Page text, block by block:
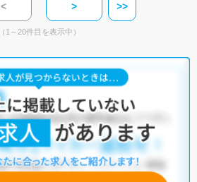
< > >>
（1～20件目を表示中）